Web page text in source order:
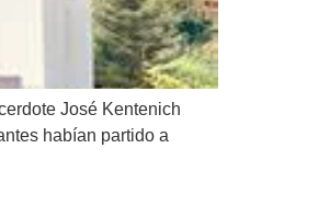
José Kentenich
habían partido a